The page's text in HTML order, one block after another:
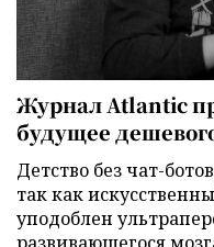
Журнал Atlantic
будущее
Детство без чат-
так как
уподоблен